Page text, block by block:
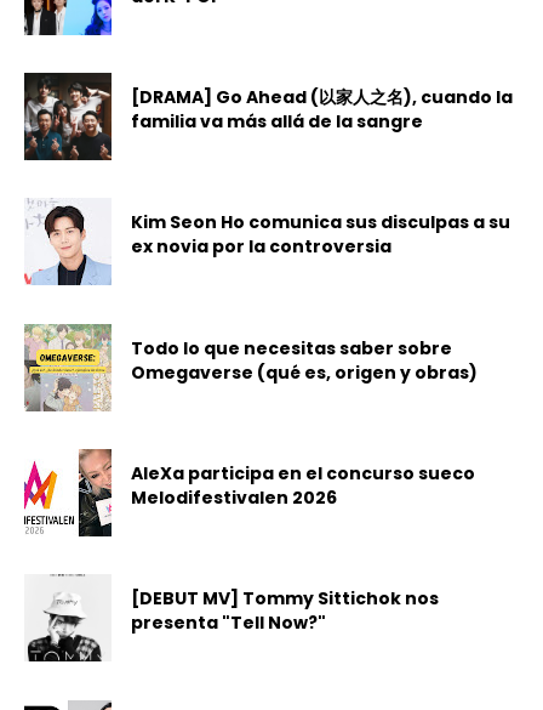
[DRAMA] Go Ahead (以家人之名), cuando la
familia va más allá de la sangre
Kim Seon Ho comunica sus disculpas a su
ex novia por la controversia
Todo lo que necesitas saber sobre
Omegaverse (qué es, origen y obras)
AleXa participa en el concurso sueco
Melodifestivalen 2026
[DEBUT MV] Tommy Sittichok nos
presenta "Tell Now?"